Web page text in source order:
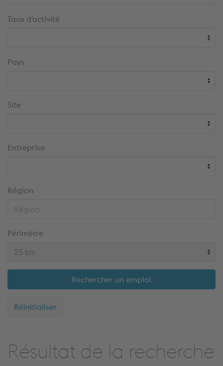
Taux d'activité
Pays
Site
Entreprise
Région
Périmètre
Rechercher un emploi
Réinitialiser
Résultat de la recherche